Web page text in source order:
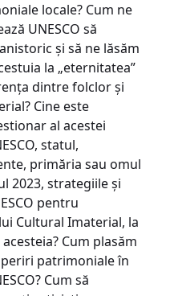
locale? Cum ne
UNESCO să
și să ne lăsăm
la „eternitatea”
dintre folclor și
Cine este
al acestei
statul,
primăria sau omul
2023, strategiile și
pentru
Cultural Imaterial, la
Cum plasăm
patrimoniale în
Cum să